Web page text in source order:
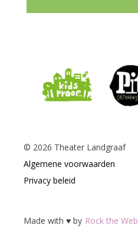
© 2026 Theater Landgraaf
Algemene voorwaarden
Privacy beleid
Made with ♥ by Rock the Web